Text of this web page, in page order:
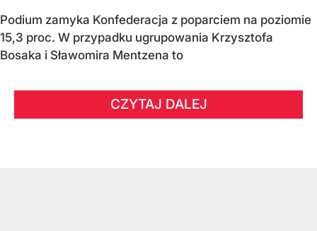
Podium zamyka Konfederacja z poparciem na poziomie
15,3 proc. W przypadku ugrupowania Krzysztofa
Bosaka i Sławomira Mentzena to
CZYTAJ DALEJ